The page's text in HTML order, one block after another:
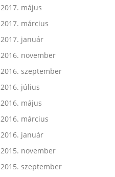
2017. május
2017. március
2017. január
2016. november
2016. szeptember
2016. július
2016. május
2016. március
2016. január
2015. november
2015. szeptember